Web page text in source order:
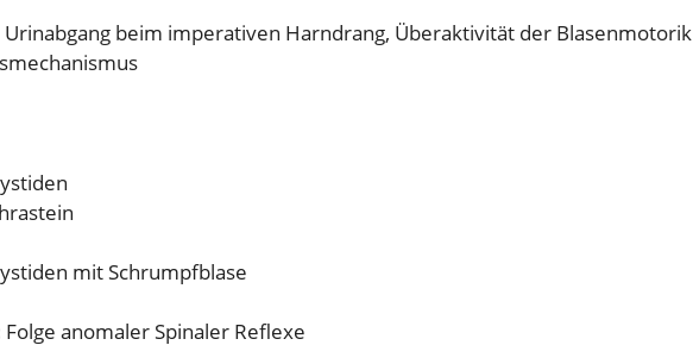
Urinabgang beim imperativen Harndrang, Überaktivität der Blasenmotorik
mit Schrumpfblase
Folge anomaler Spinaler Reflexe